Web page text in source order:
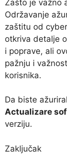
Zašto je važno
Održavanje
zaštitu od
otkriva detalje
i poprave, ali
pažnju i
korisnika.
Da biste
Actualizare
verziju.
Zaključak